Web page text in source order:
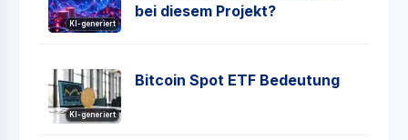
KI-generiert
bei diesem Projekt?
KI-generiert
Bitcoin Spot ETF Bedeutung